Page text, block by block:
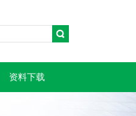
资料下载